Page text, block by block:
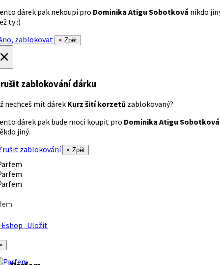
dárek pak nekoupí pro Dominika Atigu Sobotková nikdo
ty :)
zablokovat
× Zpět
zablokování dárku
nechceš mít dárek Kurz šití korzetů zablokovaný?
dárek pak bude moci koupit pro Dominika Atigu Sobotková
jiný.
zablokování
× Zpět
Uložit